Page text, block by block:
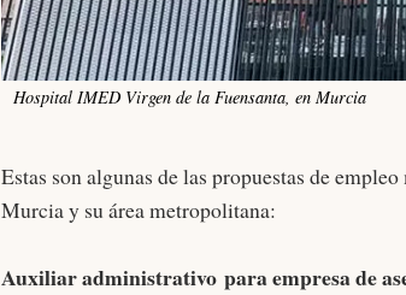
Hospital IMED Virgen de la Fuensanta, en Murcia
Estas son algunas de las propuestas de
Murcia y su área metropolitana:
Auxiliar administrativo para empresa de